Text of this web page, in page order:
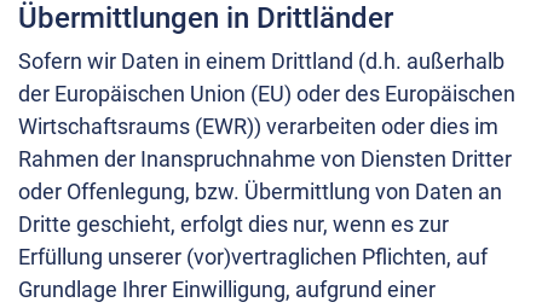
Übermittlungen in Drittländer
Sofern wir Daten in einem Drittland (d.h. außerhalb
der Europäischen Union (EU) oder des Europäischen
Wirtschaftsraums (EWR)) verarbeiten oder dies im
Rahmen der Inanspruchnahme von Diensten Dritter
oder Offenlegung, bzw. Übermittlung von Daten an
Dritte geschieht, erfolgt dies nur, wenn es zur
Erfüllung unserer (vor)vertraglichen Pflichten, auf
Grundlage Ihrer Einwilligung, aufgrund einer